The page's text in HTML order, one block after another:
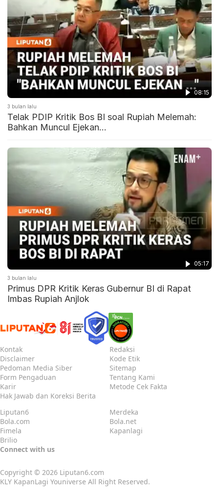
08:15
3 bulan lalu
Telak PDIP Kritik Bos BI soal Rupiah Melemah:
Bahkan Muncul Ejekan…
05:17
3 bulan lalu
Primus DPR Kritik Keras Gubernur BI di Rapat
Imbas Rupiah Anjlok
Kontak
Redaksi
Disclaimer
Kode Etik
Pedoman Media Siber
Sitemap
Form Pengaduan
Tentang Kami
Karir
Metode Cek Fakta
Hak Jawab dan Koreksi Berita
Liputan6
Merdeka
Bola.com
Bola.net
Fimela
Kapanlagi
Brilio
Connect with us
Copyright © 2026 Liputan6.com
KLY KapanLagi Youniverse All Right Reserved.